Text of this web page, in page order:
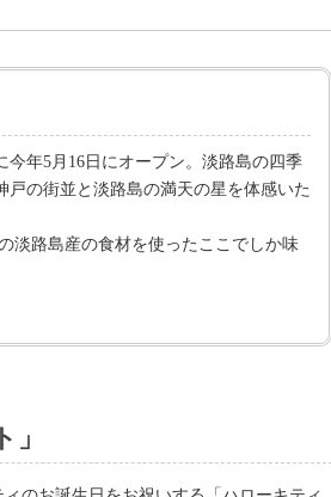
年5月16日にオープン。淡路島の四季
の街並と淡路島の満天の星を体感いた
淡路島産の食材を使ったここでしか味